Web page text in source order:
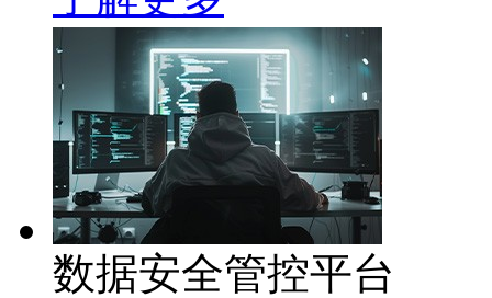
数据安全管控平台